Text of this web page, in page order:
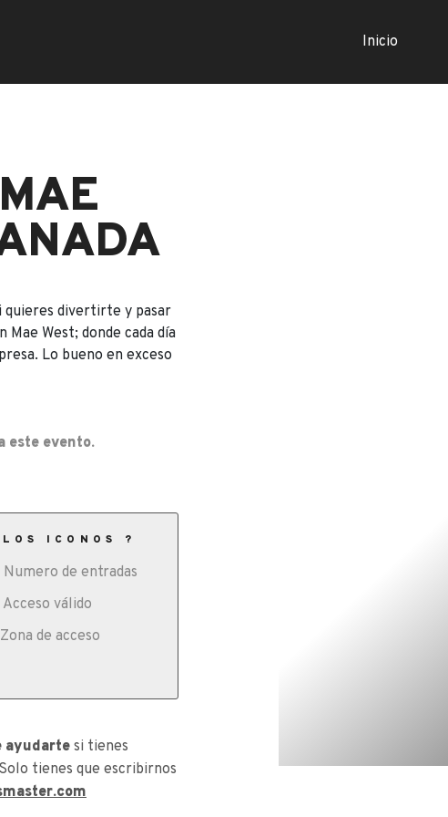
Inicio
quieres divertirte y pasar
West; donde cada día
Lo bueno en exceso
este evento.
ICONOS ?
Numero de entradas
Acceso válido
Zona de acceso
ayudartesi tienes
tienes que escribirnos